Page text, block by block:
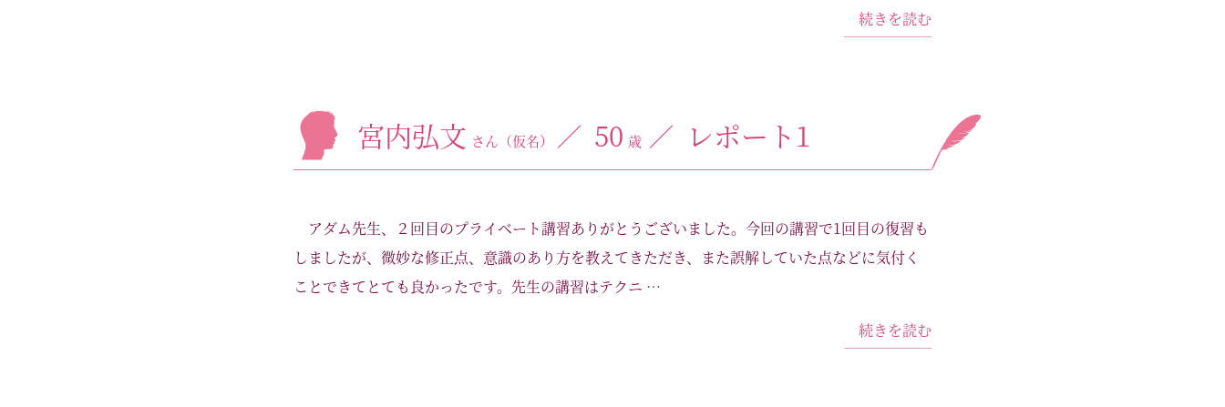
続きを読む
宮内弘文 さん（仮名） 50 歳 レポート1
アダム先生、２回目のプライベート講習ありがとうございました。今回の講習で1回目の復習も
しましたが、微妙な修正点、意識のあり方を教えてきただき、また誤解していた点などに気付く
ことできてとても良かったです。先生の講習はテクニ …
続きを読む